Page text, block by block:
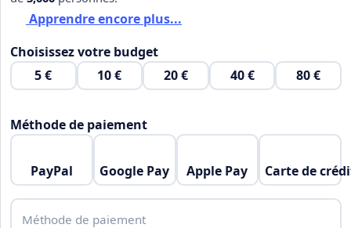
Apprendre encore plus...
Choisissez votre budget
5 €
10 € 20 € 40 € 80 €
Méthode de paiement
PayPal Google Pay Apple Pay Carte de
Méthode de paiement